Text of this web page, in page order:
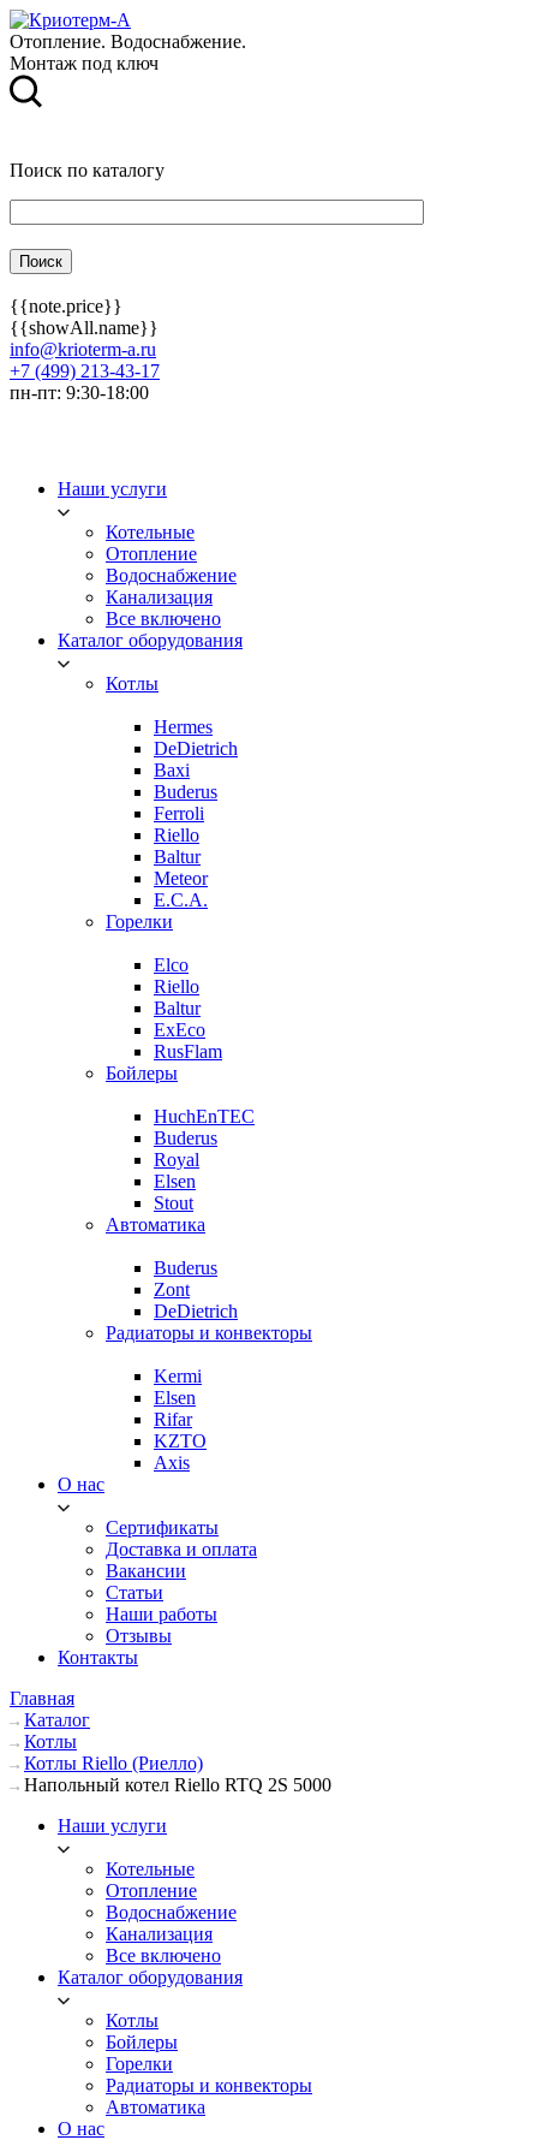
Отопление. Водоснабжение.
Монтаж под ключ
Поиск по каталогу
{{note.price}}
{{showAll.name}}
info@krioterm-a.ru
+7 (499) 213-43-17
пн-пт: 9:30-18:00
Наши услуги
Котельные
Отопление
Водоснабжение
Канализация
Все включено
Каталог оборудования
Котлы
Hermes
DeDietrich
Baxi
Buderus
Ferroli
Riello
Baltur
Meteor
E.C.A.
Горелки
Elco
Riello
Baltur
ExEco
RusFlam
Бойлеры
HuchEnTEC
Buderus
Royal
Elsen
Stout
Автоматика
Buderus
Zont
DeDietrich
Радиаторы и конвекторы
Kermi
Elsen
Rifar
KZTO
Axis
О нас
Сертификаты
Доставка и оплата
Вакансии
Статьи
Наши работы
Отзывы
Контакты
Главная
Каталог
Котлы
Котлы Riello (Риелло)
Напольный котел Riello RTQ 2S 5000
Наши услуги
Котельные
Отопление
Водоснабжение
Канализация
Все включено
Каталог оборудования
Котлы
Бойлеры
Горелки
Радиаторы и конвекторы
Автоматика
О нас